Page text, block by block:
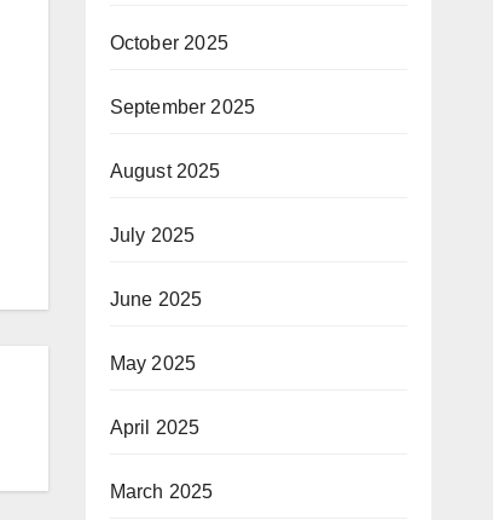
October 2025
September 2025
August 2025
July 2025
June 2025
May 2025
April 2025
March 2025